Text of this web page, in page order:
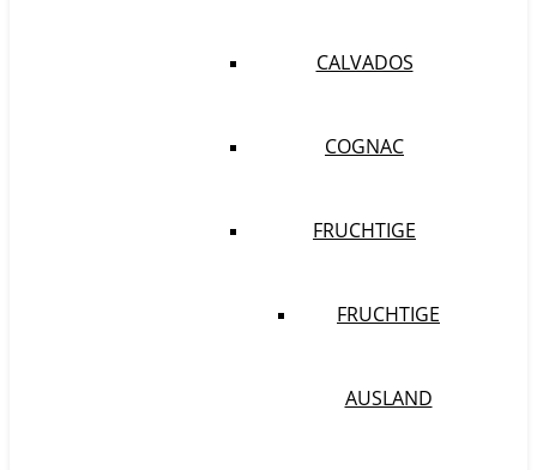
CALVADOS
COGNAC
FRUCHTIGE
FRUCHTIGE
AUSLAND